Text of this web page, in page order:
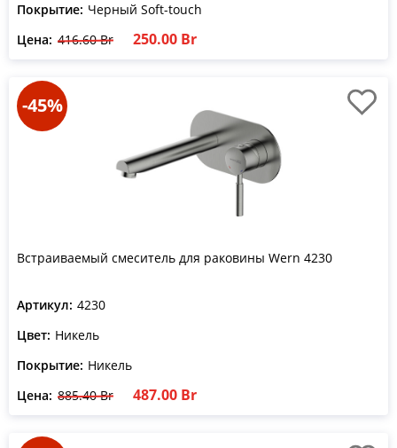
Покрытие: Черный Soft-touch
Цена: 416.60 Br 250.00 Br
-45%
Встраиваемый смеситель для раковины Wern 4230
Артикул: 4230
Цвет: Никель
Покрытие: Никель
Цена: 885.40 Br 487.00 Br